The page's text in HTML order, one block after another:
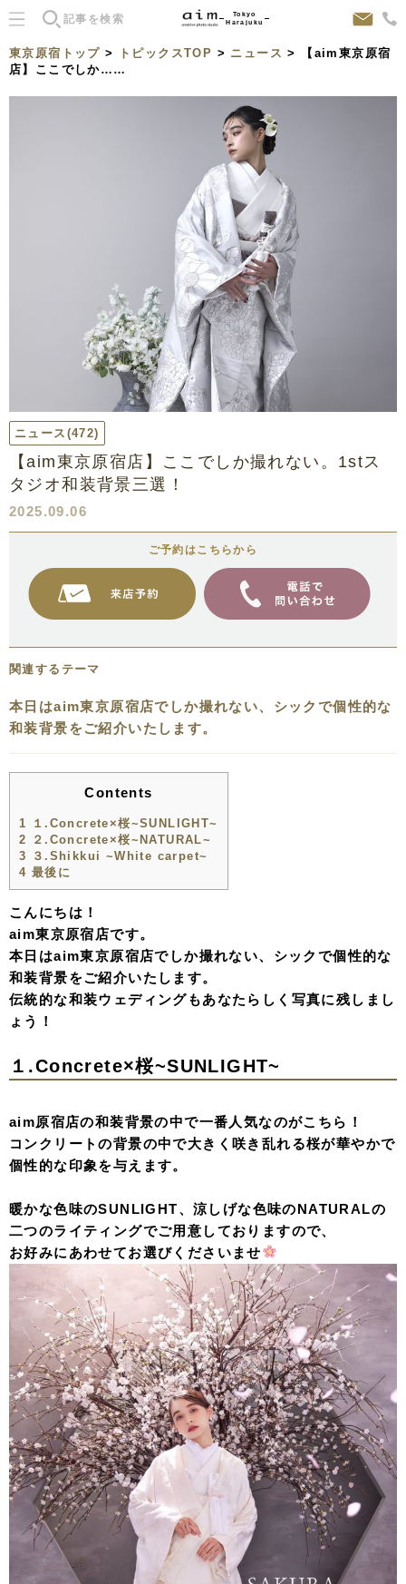
Tokyo
Harajuku
東京原宿トップ > トピックスTOP > ニュース > 【aim東京原宿
店】ここでしか……
ニュース (472)
【aim東京原宿店】ここでしか撮れない。1stス
タジオ和装背景三選！
2025.09.06
ご予約はこちらから
関連するテーマ
本日はaim東京原宿店でしか撮れない、シックで個性的な
和装背景をご紹介いたします。
Contents
1 １.Concrete×桜~SUNLIGHT~
2 ２.Concrete×桜~NATURAL~
3 ３.Shikkui ~White carpet~
4 最後に
こんにちは！
aim東京原宿店です。
本日はaim東京原宿店でしか撮れない、シックで個性的な
和装背景をご紹介いたします。
伝統的な和装ウェディングもあなたらしく写真に残しまし
ょう！
１.Concrete×桜~SUNLIGHT~
aim原宿店の和装背景の中で一番人気なのがこちら！
コンクリートの背景の中で大きく咲き乱れる桜が華やかで
個性的な印象を与えます。
暖かな色味のSUNLIGHT、涼しげな色味のNATURALの
二つのライティングでご用意しておりますので、
お好みにあわせてお選びくださいませ